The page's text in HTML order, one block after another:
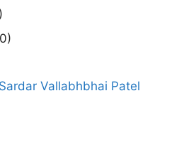
Sardar Vallabhbhai Patel